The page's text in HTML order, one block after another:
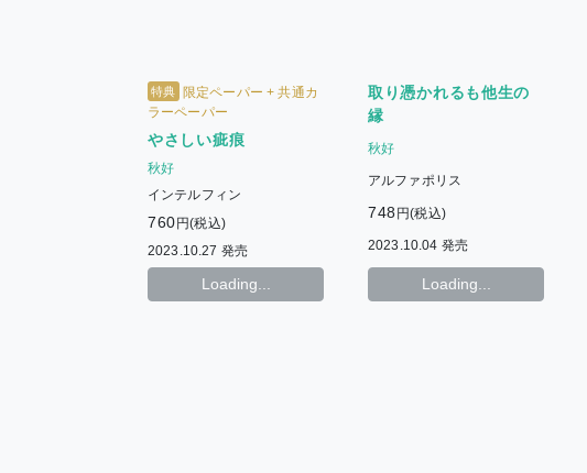
特典 限定ペーパー + 共通カ
ラーペーパー
やさしい疵痕
秋好
インテルフィン
760円(税込)
2023.10.27 発売
Loading...
取り憑かれるも他生の
縁
秋好
アルファポリス
748 円(税込)
2023.10.04 発売
Loading...